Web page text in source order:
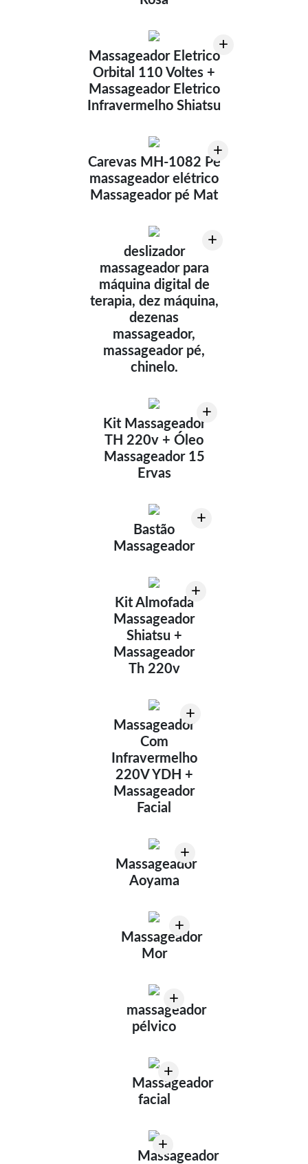
+
Massageador Eletrico
Orbital 110 Voltes +
Massageador Eletrico
Infravermelho Shiatsu
+
Carevas MH-1082 Pé
massageador elétrico
Massageador pé Mat
+
deslizador
massageador para
máquina digital de
terapia, dez máquina,
dezenas
massageador,
massageador pé,
chinelo.
+
Kit Massageador
TH 220v + Óleo
Massageador 15
Ervas
+
Bastão
Massageador
+
Kit Almofada
Massageador
Shiatsu +
Massageador
Th 220v
+
Massageador
Com
Infravermelho
220V YDH +
Massageador
Facial
+
Massageador
Aoyama
+
Massageador
Mor
+
massageador
pélvico
+
Massageador
facial
+
Massageador